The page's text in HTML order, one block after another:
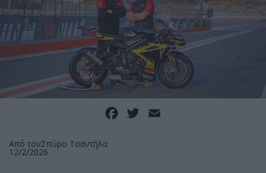
Facebook
Twitter
Από τονΣπύρο Τσαντήλα
12/2/2026